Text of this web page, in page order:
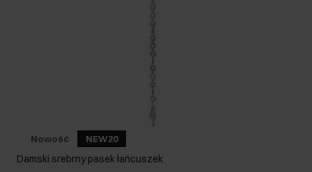
Nowość NEW20
Damski srebrny pasek łańcuszek